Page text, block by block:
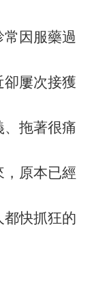
常因服藥過
卻屢次接獲
、拖著很痛
，原本已經
都快抓狂的